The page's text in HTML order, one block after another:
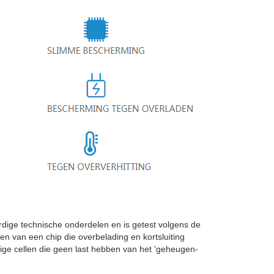
technische onderdelen en is getest volgens de
van een chip die overbelading en kortsluiting
cellen die geen last hebben van het 'geheugen-